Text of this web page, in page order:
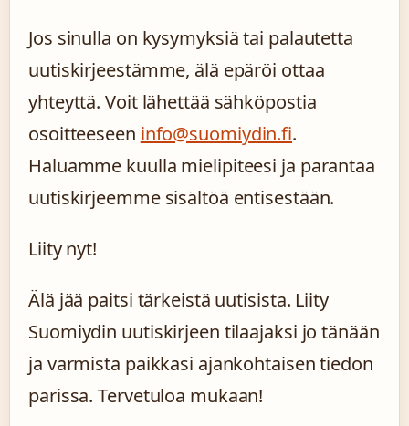
Jos sinulla on kysymyksiä tai palautetta
uutiskirjeestämme, älä epäröi ottaa
yhteyttä. Voit lähettää sähköpostia
osoitteeseen info@suomiydin.fi.
Haluamme kuulla mielipiteesi ja parantaa
uutiskirjeemme sisältöä entisestään.
Liity nyt!
Älä jää paitsi tärkeistä uutisista. Liity
Suomiydin uutiskirjeen tilaajaksi jo tänään
ja varmista paikkasi ajankohtaisen tiedon
parissa. Tervetuloa mukaan!